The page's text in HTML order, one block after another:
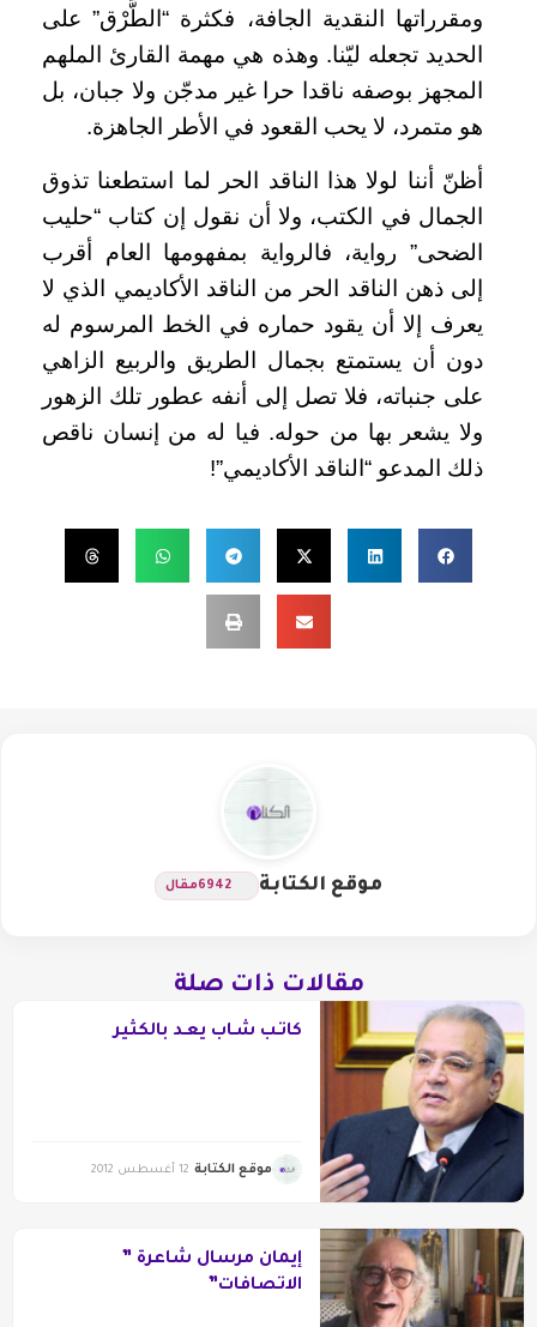
ومقرراتها النقدية الجافة، فكثرة “الطَّرْق” على
الحديد تجعله ليّنا. وهذه هي مهمة القارئ الملهم
المجهز بوصفه ناقدا حرا غير مدجّن ولا جبان، بل
هو متمرد، لا يحب القعود في الأطر الجاهزة.
أظنّ أننا لولا هذا الناقد الحر لما استطعنا تذوق
الجمال في الكتب، ولا أن نقول إن كتاب “حليب
الضحى” رواية، فالرواية بمفهومها العام أقرب
إلى ذهن الناقد الحر من الناقد الأكاديمي الذي لا
يعرف إلا أن يقود حماره في الخط المرسوم له
دون أن يستمتع بجمال الطريق والربيع الزاهي
على جنباته، فلا تصل إلى أنفه عطور تلك الزهور
ولا يشعر بها من حوله. فيا له من إنسان ناقص
ذلك المدعو “الناقد الأكاديمي”!
موقع الكتابة 6942مقال
مقالات ذات صلة
كاتـب شـاب يعـد بالكثير
موقع الكتابة 12 أغسطس 2012
إيمان مرسال شاعرة ”
الاتصافات”